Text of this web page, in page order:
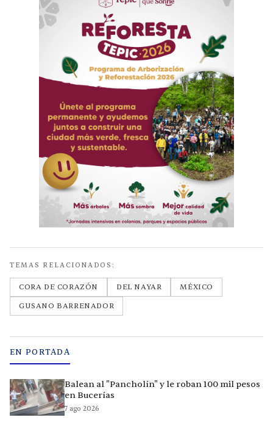
TEMAS RELACIONADOS:
CORA DE CORAZÓN DEL NAYAR
MÉXICO
GUSANO BARRENADOR
EN PORTADA
Balean al "Pancholín" y le roban 100 mil pesos
en Bucerías
7 ago 2026